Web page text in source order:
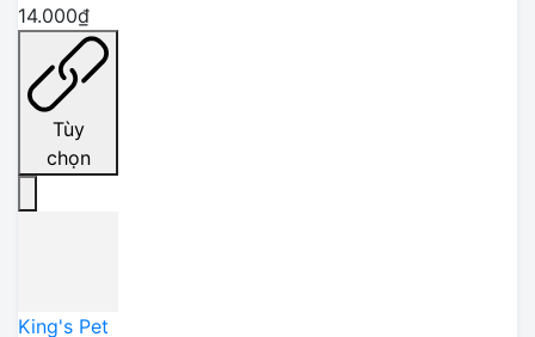
14.000₫
Tùy
chọn
King's Pet